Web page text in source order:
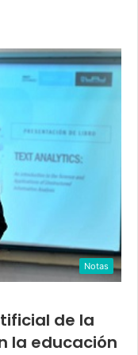
Notas
de la
la educación